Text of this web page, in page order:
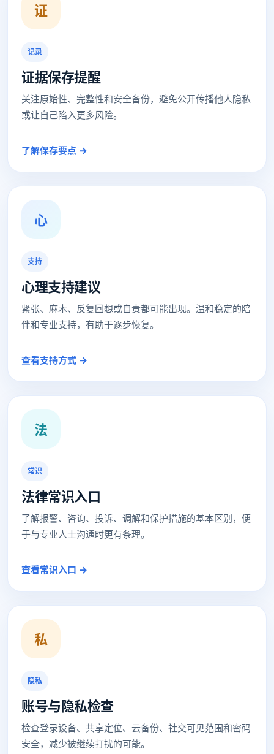
证
记录
证据保存提醒
关注原始性、完整性和安全备份，避免公开传播他人隐私
或让自己陷入更多风险。
了解保存要点 →
心
支持
心理支持建议
紧张、麻木、反复回想或自责都可能出现。温和稳定的陪
伴和专业支持，有助于逐步恢复。
查看支持方式 →
法
常识
法律常识入口
了解报警、咨询、投诉、调解和保护措施的基本区别，便
于与专业人士沟通时更有条理。
查看常识入口 →
私
隐私
账号与隐私检查
检查登录设备、共享定位、云备份、社交可见范围和密码
安全，减少被继续打扰的可能。